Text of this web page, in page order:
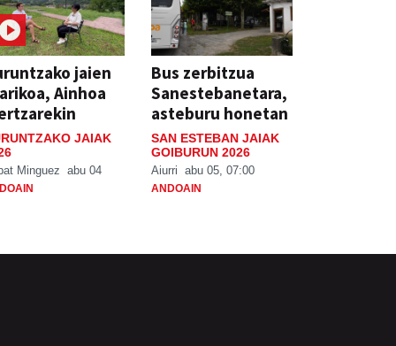
jaien
Ainhoa
JAIAK
Minguez abu 04
Bus zerbitzua
Sanestebanetara,
asteburu honetan
SAN ESTEBAN JAIAK
GOIBURUN 2026
Aiurri abu 05, 07:00
ANDOAIN